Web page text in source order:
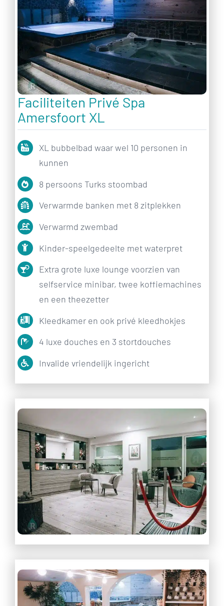
Faciliteiten Privé Spa
Amersfoort XL
XL bubbelbad waar wel 10 personen in
kunnen
8 persoons Turks stoombad
Verwarmde banken met 8 zitplekken
Verwarmd zwembad
Kinder-speelgedeelte met waterpret
Extra grote luxe lounge voorzien van
selfservice minibar, twee koffiemachines
en een theezetter
Kleedkamer en ook privé kleedhokjes
4 luxe douches en 3 stortdouches
Invalide vriendelijk ingericht